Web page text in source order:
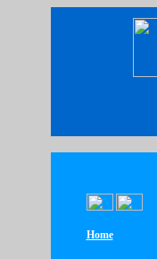
Home